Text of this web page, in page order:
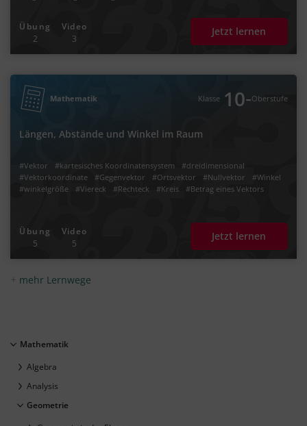
Übung
2
Video
3
Jetzt lernen
Mathematik Klasse 10‐Oberstufe
Längen, Abstände und Winkel im Raum
#Vektor #kartesisches Koordinatensystem
#dreidimensional
#Vektorkoordinate
#Gegenvektor #Ortsvektor #Nullvektor
#Winkel
#winkelgröße
#Viereck #Rechteck #Kreis #Betrag eines Vektors
Übung
5
Video
5
Jetzt lernen
mehr Lernwege
Mathematik
Algebra
Analysis
Geometrie